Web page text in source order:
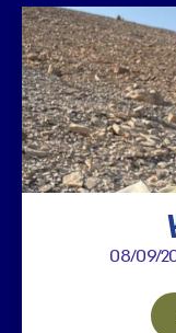
08/09/